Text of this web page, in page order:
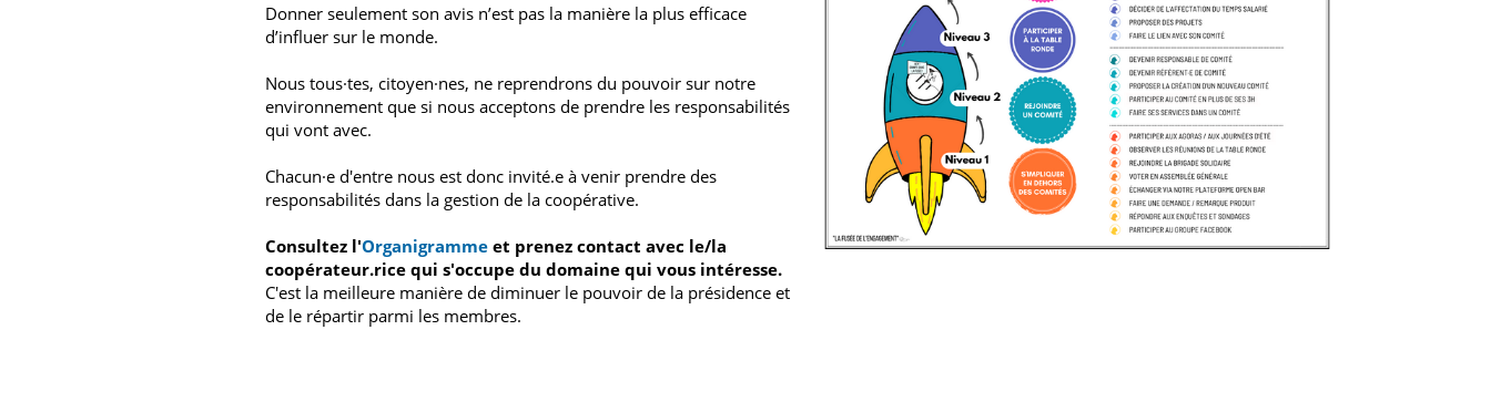
Donner seulement son avis n’est pas la manière la plus efficace
d’influer sur le monde.
Nous tous·tes, citoyen·nes, ne reprendrons du pouvoir sur notre
environnement que si nous acceptons de prendre les responsabilités
qui vont avec.
Chacun·e d'entre nous est donc invité.e à venir prendre des
responsabilités dans la gestion de la coopérative.
Consultez l'Organigramme et prenez contact avec le/la
coopérateur.rice qui s'occupe du domaine qui vous intéresse.
C'est la meilleure manière de diminuer le pouvoir de la présidence et
de le répartir parmi les membres.